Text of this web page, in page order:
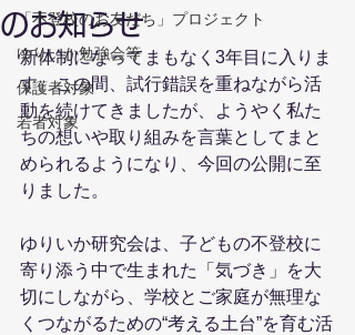
「不登校のお友だち」プロジェクト
ゆりいか勉強会等
保護者対象
若者対象
のお知らせ
新体制になってまもなく3年目に入りま
す。この間、試行錯誤を重ねながら活
動を続けてきましたが、ようやく私た
ちの想いや取り組みを言葉としてまと
められるようになり、今回の公開に至
りました。
ゆりいか研究会は、子どもの不登校に
寄り添う中で生まれた「気づき」を大
切にしながら、学校とご家庭が無理な
くつながるための“考える土台”を育む活